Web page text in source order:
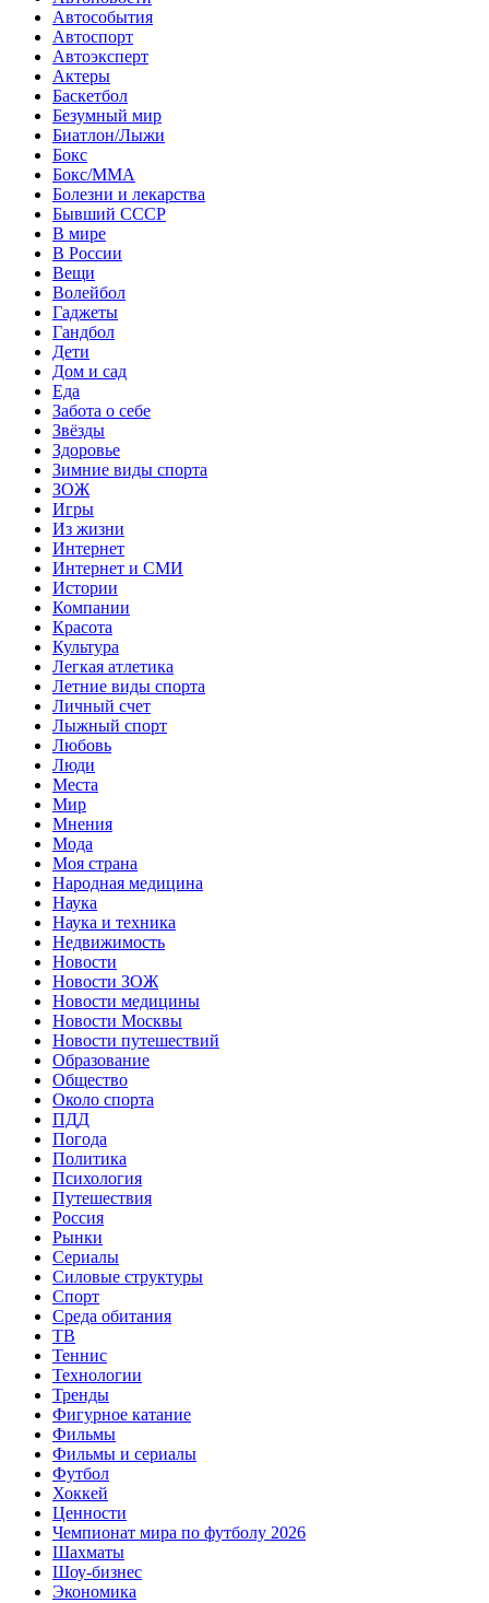
Автособытия
Автоспорт
Автоэксперт
Актеры
Баскетбол
Безумный мир
Биатлон/Лыжи
Бокс
Бокс/MMA
Болезни и лекарства
Бывший СССР
В мире
В России
Вещи
Волейбол
Гаджеты
Гандбол
Дети
Дом и сад
Еда
Забота о себе
Звёзды
Здоровье
Зимние виды спорта
ЗОЖ
Игры
Из жизни
Интернет
Интернет и СМИ
Истории
Компании
Красота
Культура
Легкая атлетика
Летние виды спорта
Личный счет
Лыжный спорт
Любовь
Люди
Места
Мир
Мнения
Мода
Моя страна
Народная медицина
Наука
Наука и техника
Недвижимость
Новости
Новости ЗОЖ
Новости медицины
Новости Москвы
Новости путешествий
Образование
Общество
Около спорта
ПДД
Погода
Политика
Психология
Путешествия
Россия
Рынки
Сериалы
Силовые структуры
Спорт
Среда обитания
ТВ
Теннис
Технологии
Тренды
Фигурное катание
Фильмы
Фильмы и сериалы
Футбол
Хоккей
Ценности
Чемпионат мира по футболу 2026
Шахматы
Шоу-бизнес
Экономика